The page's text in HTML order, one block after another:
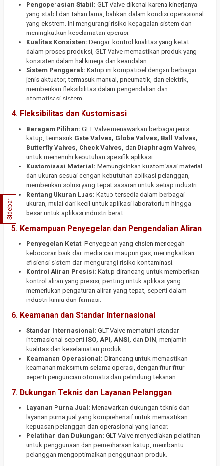
Pengoperasian Stabil: GLT Valve dikenal karena kinerjanya
yang stabil dan tahan lama, bahkan dalam kondisi operasional
yang ekstrem. Ini mengurangi risiko kegagalan sistem dan
meningkatkan keselamatan operasi.
Kualitas Konsisten: Dengan kontrol kualitas yang ketat
dalam proses produksi, GLT Valve memastikan produk yang
konsisten dalam hal kinerja dan keandalan.
Sistem Penggerak: Katup ini kompatibel dengan berbagai
jenis aktuator, termasuk manual, pneumatik, dan elektrik,
memberikan fleksibilitas dalam pengendalian dan
otomatisasi sistem.
4. Fleksibilitas dan Kustomisasi
Beragam Pilihan: GLT Valve menawarkan berbagai jenis
katup, termasuk Gate Valves, Globe Valves, Ball Valves,
Butterfly Valves, Check Valves, dan Diaphragm Valves
untuk memenuhi kebutuhan spesifik aplikasi.
Kustomisasi Material: Memungkinkan kustomisasi material
dan ukuran sesuai dengan kebutuhan aplikasi pelanggan,
memberikan solusi yang tepat sasaran untuk setiap industri.
Rentang Ukuran Luas: Katup tersedia dalam berbagai
ukuran, mulai dari kecil untuk aplikasi laboratorium hingga
besar untuk aplikasi industri berat.
5. Kemampuan Penyegelan dan Pengendalian Aliran
Penyegelan Ketat: Penyegelan yang efisien mencegah
kebocoran baik dari media cair maupun gas, meningkatkan
efisiensi sistem dan mengurangi risiko kontaminasi.
Kontrol Aliran Presisi: Katup dirancang untuk memberikan
kontrol aliran yang presisi, penting untuk aplikasi yang
memerlukan pengaturan aliran yang tepat, seperti dalam
industri kimia dan farmasi.
6. Keamanan dan Standar Internasional
Standar Internasional: GLT Valve mematuhi standar
internasional seperti ISO, API, ANSI, dan DIN , menjamin
kualitas dan keselamatan produk.
Keamanan Operasional: Dirancang untuk memastikan
keamanan maksimum selama operasi, dengan fitur-fitur
seperti penguncian otomatis dan pelindung tekanan.
7. Dukungan Teknis dan Layanan Pelanggan
Layanan Purna Jual: Menawarkan dukungan teknis dan
layanan purna jual yang komprehensif untuk memastikan
kepuasan pelanggan dan operasional yang lancar.
Pelatihan dan Dukungan: GLT Valve menyediakan pelatihan
untuk penggunaan dan pemeliharaan katup, membantu
pelanggan mengoptimalkan penggunaan produk.
Sidebar